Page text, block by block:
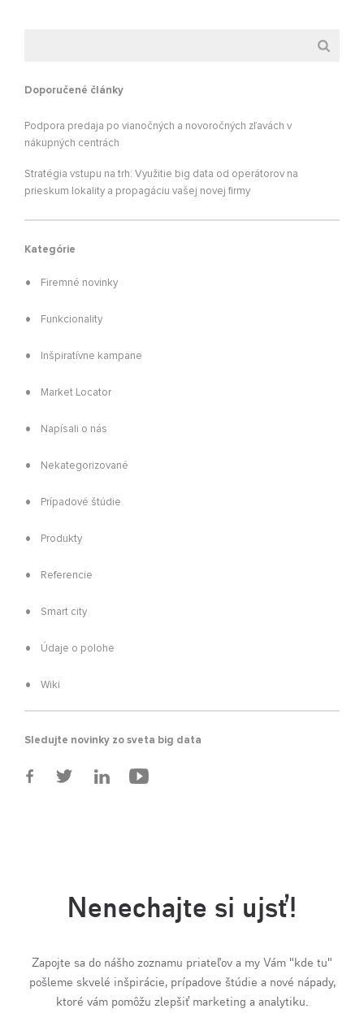
Doporučené články
Podpora predaja po vianočných a novoročných zľavách v
nákupných centrách
Stratégia vstupu na trh: Využitie big data od operátorov na
prieskum lokality a propagáciu vašej novej firmy
Kategórie
Firemné novinky
Funkcionality
Inšpiratívne kampane
Market Locator
Napísali o nás
Nekategorizované
Prípadové štúdie
Produkty
Referencie
Smart city
Údaje o polohe
Wiki
Sledujte novinky zo sveta big data
Nenechajte si ujsť!
Zapojte sa do nášho zoznamu priateľov a my Vám "kde tu"
pošleme skvelé inšpirácie, prípadove štúdie a nové nápady,
ktoré vám pomôžu zlepšiť marketing a analytiku.